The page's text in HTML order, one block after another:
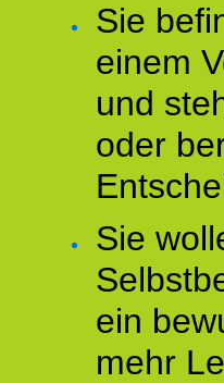
Sie
einem
und
oder
Sie
ein
mehr